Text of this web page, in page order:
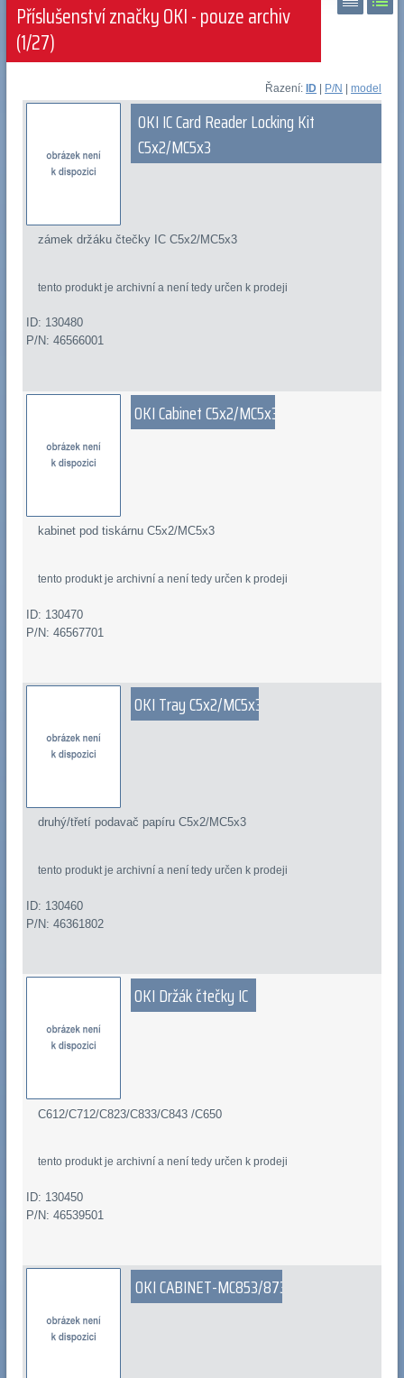
Příslušenství značky OKI - pouze archiv
(1/27)
Řazení: ID P/N |model
OKI IC Card Reader Locking Kit
C5x2/MC5x3
zámek držáku čtečky IC C5x2/MC5x3
tento produkt je archivní a není tedy určen k prodeji
ID: 130480
P/N: 46566001
OKI Cabinet C5x2/MC5x3
kabinet pod tiskárnu C5x2/MC5x3
tento produkt je archivní a není tedy určen k prodeji
ID: 130470
P/N: 46567701
OKI Tray C5x2/MC5x3
druhý/třetí podavač papíru C5x2/MC5x3
tento produkt je archivní a není tedy určen k prodeji
ID: 130460
P/N: 46361802
OKI Držák čtečky IC
C612/C712/C823/C833/C843 /C650
tento produkt je archivní a není tedy určen k prodeji
ID: 130450
P/N: 46539501
OKI CABINET-MC853/873